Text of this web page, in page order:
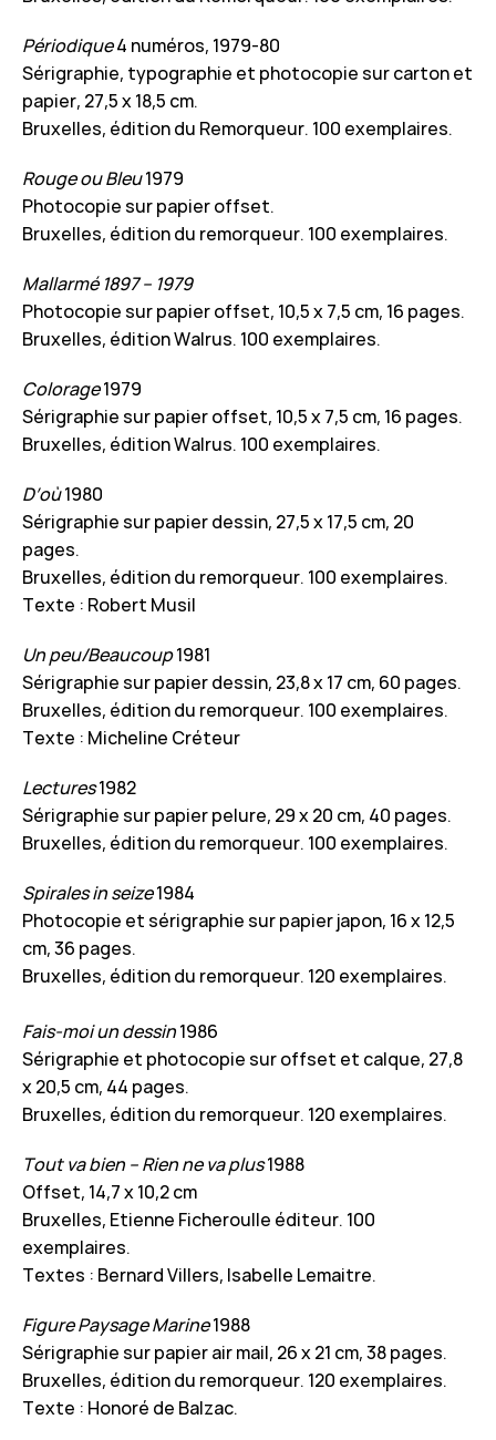
Périodique4 numéros, 1979-80
Sérigraphie, typographie et photocopie sur carton et
papier, 27,5 x 18,5 cm.
Bruxelles, édition du Remorqueur. 100 exemplaires.
Rouge ou Bleu1979
Photocopie sur papier offset.
Bruxelles, édition du remorqueur. 100 exemplaires.
Mallarmé 1897 – 1979
Photocopie sur papier offset, 10,5 x 7,5 cm, 16 pages.
Bruxelles, édition Walrus. 100 exemplaires.
Colorage1979
Sérigraphie sur papier offset, 10,5 x 7,5 cm, 16 pages.
Bruxelles, édition Walrus. 100 exemplaires.
D’où1980
Sérigraphie sur papier dessin, 27,5 x 17,5 cm, 20
pages.
Bruxelles, édition du remorqueur. 100 exemplaires.
Texte : Robert Musil
Un peu/Beaucoup1981
Sérigraphie sur papier dessin, 23,8 x 17 cm, 60 pages.
Bruxelles, édition du remorqueur. 100 exemplaires.
Texte : Micheline Créteur
Lectures1982
Sérigraphie sur papier pelure, 29 x 20 cm, 40 pages.
Bruxelles, édition du remorqueur. 100 exemplaires.
Spirales in seize1984
Photocopie et sérigraphie sur papier japon, 16 x 12,5
cm, 36 pages.
Bruxelles, édition du remorqueur. 120 exemplaires.
Fais-moi un dessin1986
Sérigraphie et photocopie sur offset et calque, 27,8
x 20,5 cm, 44 pages.
Bruxelles, édition du remorqueur. 120 exemplaires.
Tout va bien – Rien ne va plus1988
Offset, 14,7 x 10,2 cm
Bruxelles, Etienne Ficheroulle éditeur. 100
exemplaires.
Textes : Bernard Villers, Isabelle Lemaitre.
Figure Paysage Marine1988
Sérigraphie sur papier air mail, 26 x 21 cm, 38 pages.
Bruxelles, édition du remorqueur. 120 exemplaires.
Texte : Honoré de Balzac.